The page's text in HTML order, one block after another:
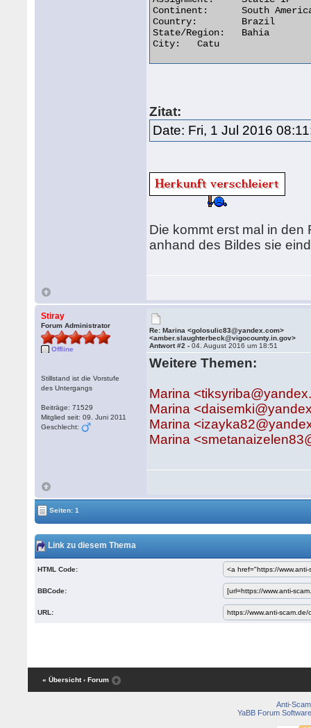
Continent:	South America
Country:	Brazil
State/Region:	Bahia
City:	Catu
Zitat:
Date: Fri, 1 Jul 2016
Die kommt erst mal in den
anhand des Bildes sie
Stiray
Forum Administrator
Offline
Stillstand ist die Vorstufe
des Untergangs
Beiträge: 71529
Mitglied seit: 09. Juni 2011
Geschlecht:
Re: Marina <golosulic83@yandex.com>
<amber.slaughterbeck@vigocounty.in.gov>
Antwort #2 -04. August 2016 um 18:51
Weitere Themen:
Marina
Marina
Marina
Marina
Seiten: 1
Link zu diesem Thema
HTML Code:
BBCode:
URL:
« Übersicht ‹ Forum
Anti-Scam
YaBB Forum Software